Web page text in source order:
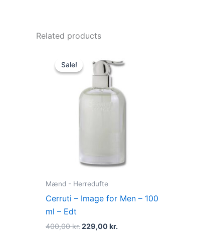
Related products
Sale!
Sale!
Mænd - Herredufte
Cerruti – Image for Men – 100
ml – Edt
400,00kr.
price
was:
400,00 kr..
229,00kr.
price
is: